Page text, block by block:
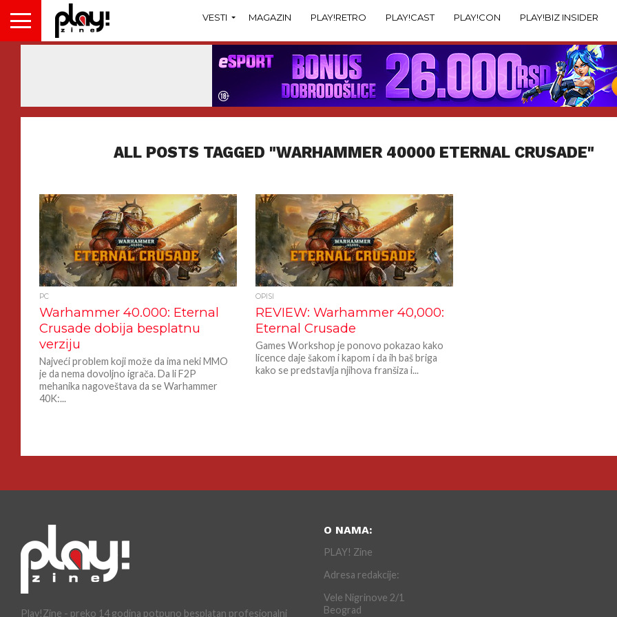
VESTI MAGAZIN PLAY!RETRO PLAY!CAST PLAY!CON PLAY!BIZ INSIDER
ALL POSTS TAGGED "WARHAMMER 40000 ETERNAL CRUSADE"
PC
Warhammer 40.000: Eternal
Crusade dobija besplatnu
verziju
Najveći problem koji može da ima neki MMO
je da nema dovoljno igrača. Da li F2P
mehanika nagoveštava da se Warhammer
40K:...
OPISI
REVIEW: Warhammer 40,000:
Eternal Crusade
Games Workshop je ponovo pokazao kako
licence daje šakom i kapom i da ih baš briga
kako se predstavlja njihova franšiza i...
Play!Zine - preko 14 godina potpuno besplatan profesionalni
O NAMA:
PLAY! Zine
Adresa redakcije:
Vele Nigrinove 2/1
Beograd